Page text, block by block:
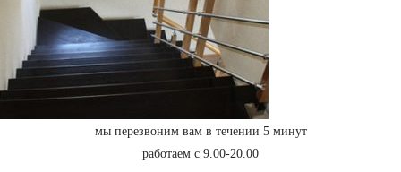
мы перезвоним вам в течении 5 минут
работаем с 9.00-20.00